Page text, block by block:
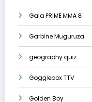
Gala PRIME MMA 8
Garbine Muguruza
geography quiz
Gogglebox TTV
Golden Boy